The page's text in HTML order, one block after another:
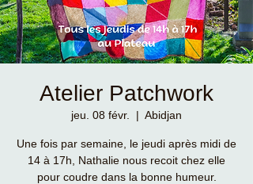
Atelier Patchwork
jeu. 08 févr.
  |
Abidjan
Une fois par semaine, le jeudi après midi de
14 à 17h, Nathalie nous recoit chez elle
pour coudre dans la bonne humeur.